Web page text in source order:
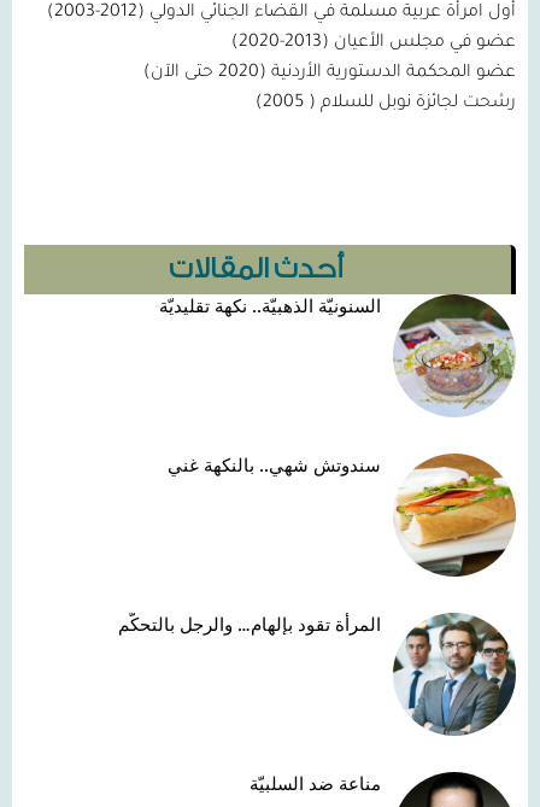
أحدث المقالات
السنونيّة الذهبيّة.. نكهة تقليديّة
سندوتش شهي.. بالنكهة غني
المرأة تقود بإلهام… والرجل بالتحكّم
مناعة ضد السلبيّة
أول امرأة عربية مسلمة في القضاء الجنائي الدولي (2012-2003
)
عضو في مجلس الأعيان (2013-2020
)
عضو المحكمة الدستورية الأردنية (2020 حتى الآن)
رشحت لجائزة نوبل للسلام ( 2005
)